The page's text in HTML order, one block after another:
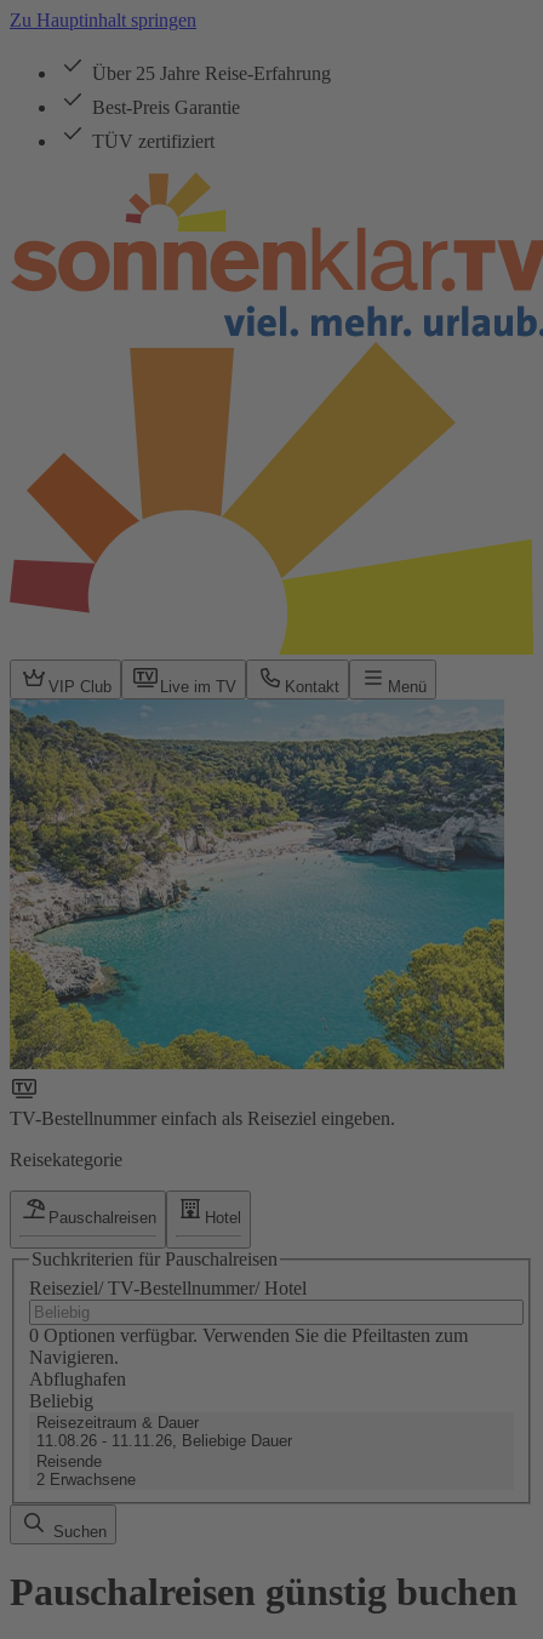
Zu Hauptinhalt springen
Über 25 Jahre Reise-Erfahrung
Best-Preis Garantie
TÜV zertifiziert
VIP Club Live im TV Kontakt Menü
TV-Bestellnummer einfach als Reiseziel eingeben.
Reisekategorie
Pauschalreisen Hotel
Suchkriterien für Pauschalreisen
Reiseziel/ TV-Bestellnummer/ Hotel
0 Optionen verfügbar. Verwenden Sie die Pfeiltasten zum
Navigieren.
Abflughafen
Beliebig
Reisezeitraum & Dauer
11.08.26 - 11.11.26, Beliebige Dauer
Reisende
2 Erwachsene
Suchen
Pauschalreisen günstig buchen